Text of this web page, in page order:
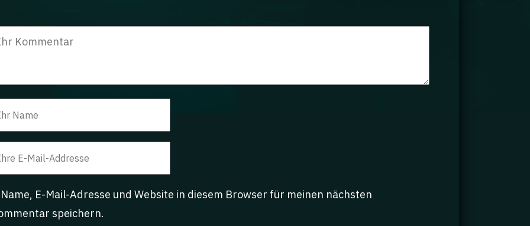
Name, E-Mail-Adresse und Website in diesem Browser für meinen nächsten
speichern.